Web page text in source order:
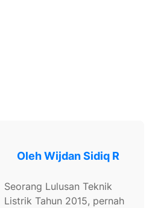
OlehWijdan Sidiq R
Seorang Lulusan Teknik
Listrik Tahun 2015, pernah